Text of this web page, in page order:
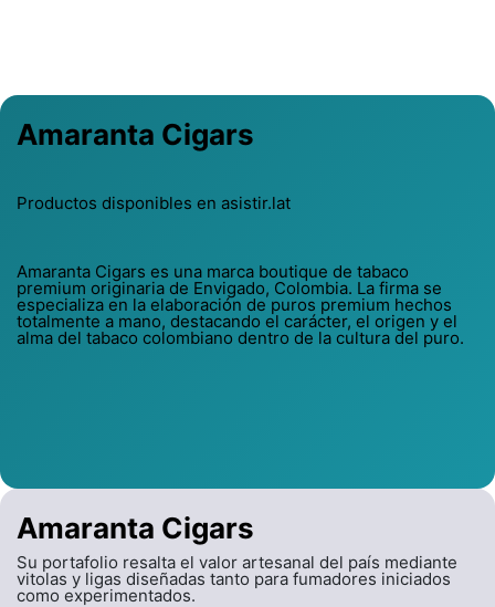
Amaranta Cigars
Su portafolio resalta el valor artesanal del país mediante
vitolas y ligas diseñadas tanto para fumadores iniciados
como experimentados.
Amaranta Cigars
Productos disponibles en asistir.lat
Amaranta Cigars es una marca boutique de tabaco
premium originaria de Envigado, Colombia. La firma se
especializa en la elaboración de puros premium hechos
totalmente a mano, destacando el carácter, el origen y el
alma del tabaco colombiano dentro de la cultura del puro.